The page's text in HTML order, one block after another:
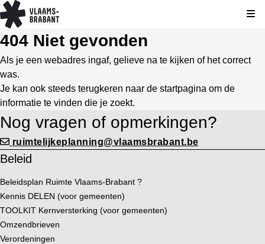
404 Niet gevonden
Als je een webadres ingaf, gelieve na te kijken of het correct
was.
Je kan ook steeds terugkeren naar de startpagina om de
informatie te vinden die je zoekt.
Nog vragen of opmerkingen?
ruimtelijkeplanning@vlaamsbrabant.be
Beleid
Beleidsplan Ruimte Vlaams-Brabant ?
Kennis DELEN (voor gemeenten)
TOOLKIT Kernversterking (voor gemeenten)
Omzendbrieven
Verordeningen